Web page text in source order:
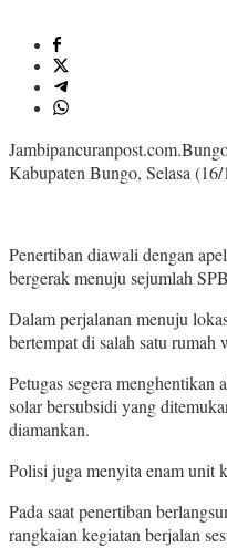
Kabupaten Bungo, Selasa
Penertiban diawali dengan
bergerak menuju sejumlah
Dalam perjalanan menuju
bertempat di salah satu
Petugas segera
solar bersubsidi yang
diamankan.
Polisi juga menyita enam unit
Pada saat penertiban
rangkaian kegiatan berjalan